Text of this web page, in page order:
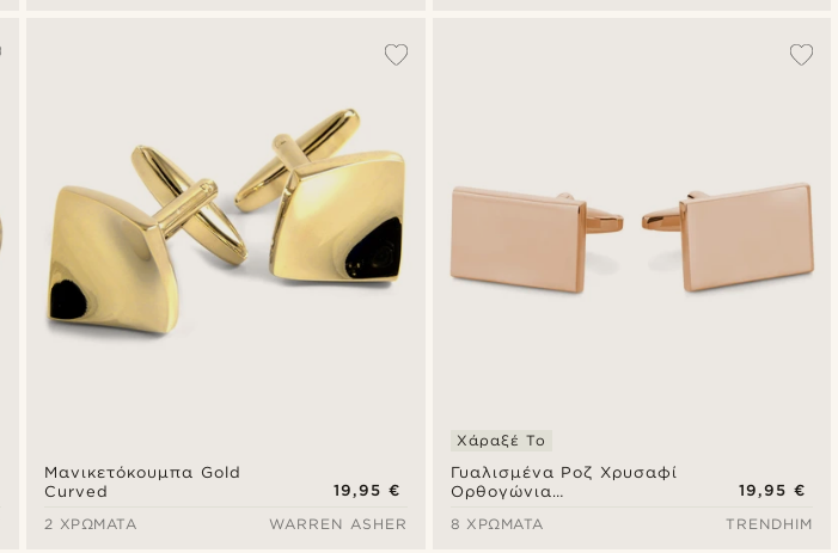
Μανικετόκουμπα Gold
Curved
19,95 €
2 ΧΡΏΜΑΤΑ
WARREN ASHER
Γυαλισμένα Ροζ Χρυσαφί
Ορθογώνια
Χάραξέ Το
19,95 €
8 ΧΡΏΜΑΤΑ
TRENDHIM